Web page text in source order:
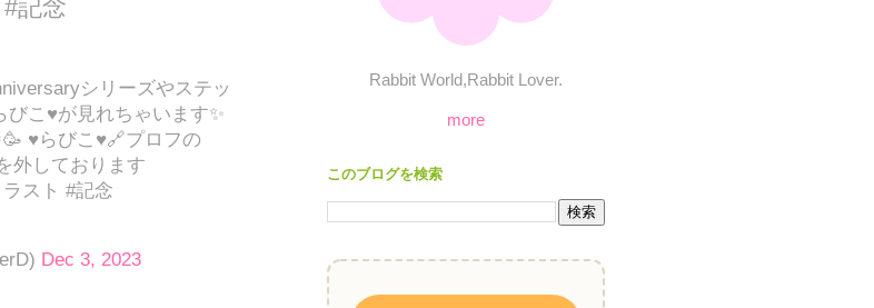
記念
シリーズやステッ
こ♥が見れちゃいます✨
♥らびこ♥🔗プロフの
外しております
スト #記念
Dec 3, 2023
Rabbit World,Rabbit Lover.
more
このブログを検索